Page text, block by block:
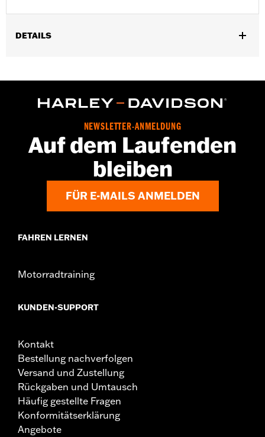
DETAILS
Installationsanleitung
Linke und rechte Blende sowie Befestigungsteile
NEWSLETTER-ANMELDUNG
Auf dem Laufenden
bleiben
FÜR E-MAILS ANMELDEN
FAHREN LERNEN
Motorradtraining
KUNDEN-SUPPORT
Kontakt
Bestellung nachverfolgen
Versand und Zustellung
Rückgaben und Umtausch
Häufig gestellte Fragen
Konformitätserklärung
Angebote